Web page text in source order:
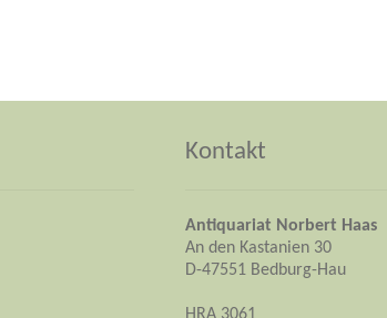
Kontakt
Antiquariat Norbert Haas
An den Kastanien 30
D-47551 Bedburg-Hau